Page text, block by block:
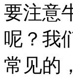
要注意
呢？我
常见的